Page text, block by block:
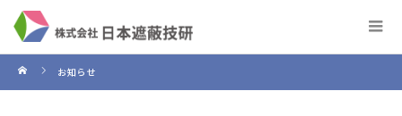
お知らせ